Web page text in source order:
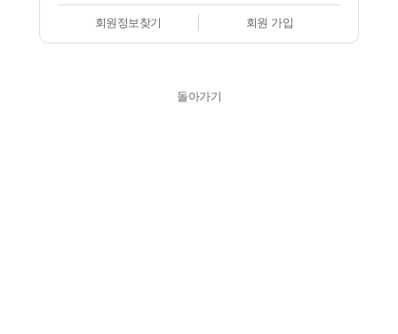
회원정보찾기 회원 가입
돌아가기